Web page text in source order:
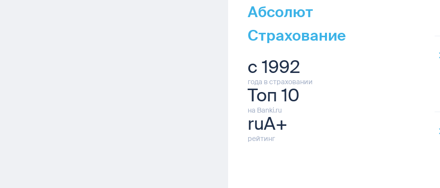
Абсолют
Страхование
с 1992
года в страховании
Топ 10
на Banki.ru
ruA+
рейтинг